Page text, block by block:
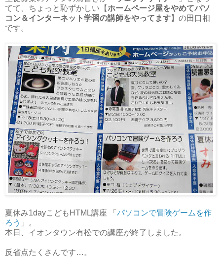
てて、ちょっと恥ずかしい【ホームページ屋をやめてパソ
コン＆インターネット学習の講師をやってます】の田口相
です。
夏休み1dayこどもHTML講座 「 パソコンで冒険ゲームを作
ろう 」。
本日、イオンタウン有松での講座が終了しました。
反省点たくさんです…。